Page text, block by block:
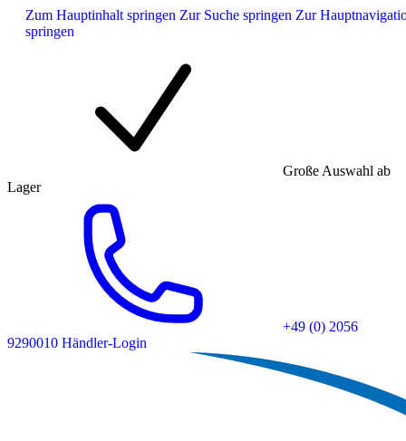
Zum Hauptinhalt springen Zur Suche springen Zur
springen
Große Auswahl ab
Lager
+49 (0) 2056
9290010 Händler-Login